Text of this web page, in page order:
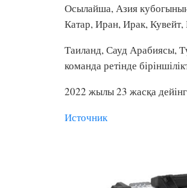
Осылайша, Азия кубогының
Катар, Иран, Ирак,
Таиланд, Сауд Арабиясы,
команда ретінде
2022 жылы 23 жасқа
Источник